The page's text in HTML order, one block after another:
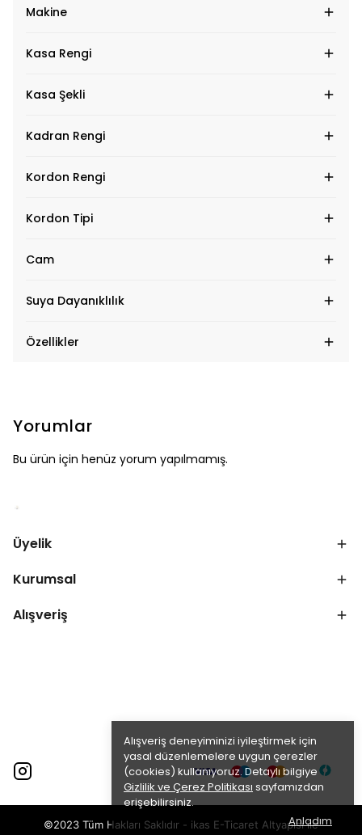
Alışveriş deneyiminizi iyileştirmek için
yasal düzenlemelere uygun çerezler
(cookies) kullanıyoruz. Detaylı bilgiye
Gizlilik ve Çerez Politikası sayfamızdan
erişebilirsiniz.
Anladım
Makine
Kasa Rengi
Kasa Şekli
Kadran Rengi
Kordon Rengi
Kordon Tipi
Cam
Suya Dayanıklılık
Özellikler
Yorumlar
Bu ürün için henüz yorum yapılmamış.
Üyelik
Kurumsal
Alışveriş
©2023 Tüm Hakları Saklıdır - ikas E-Ticaret Altyapısı ile